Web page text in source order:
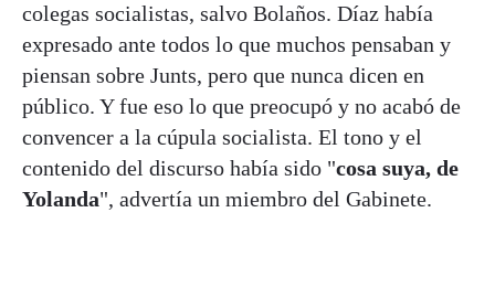
colegas socialistas, salvo Bolaños. Díaz había
expresado ante todos lo que muchos pensaban y
piensan sobre Junts, pero que nunca dicen en
público. Y fue eso lo que preocupó y no acabó de
convencer a la cúpula socialista. El tono y el
contenido del discurso había sido "cosa suya, de
Yolanda", advertía un miembro del Gabinete.